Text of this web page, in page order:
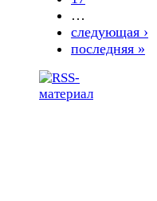
…
следующая ›
последняя »